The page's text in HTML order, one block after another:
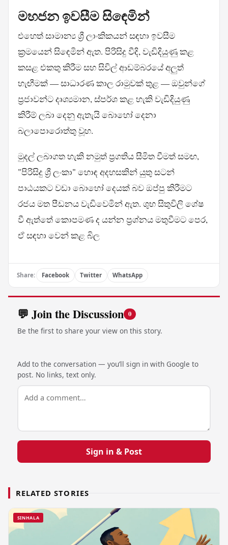
මහජන ඉවසීම සිඳෙමින්
එහෙත් සාමාන්‍ය ශ්‍රී ලාංකිකයන් සඳහා ඉවසීම
ක්‍රමයෙන් සිඳෙමින් ඇත. පිරිසිදු වීදි, වැඩිදියුණු කළ
කසළ එකතු කිරීම සහ සිවිල් ආඩම්බරයේ අලුත්
හැඟීමක් — සාධාරණ කාල රාමුවක් තුළ — ඔවුන්ගේ
ප්‍රජාවන්ට දෘශ්‍යමාන, ස්පර්ශ කළ හැකි වැඩිදියුණු
කිරීම් ලබා දෙනු ඇතැයි බොහෝ දෙනා
බලාපොරොත්තු වූහ.
මුදල් ලබාගත හැකි නමුත් ප්‍රගතිය සීමිත වීමත් සමඟ,
"පිරිසිදු ශ්‍රී ලංකා" හොඳ අදහසකින් යුතු සටන්
පාඨයකට වඩා බොහෝ දෙයක් බව ඔප්පු කිරීමට
රජය මත පීඩනය වැඩිවෙමින් ඇත. ශුභ සිතුවිලි ශේෂ
වී ඇත්තේ කොපමණ ද යන්න ප්‍රශ්නය මතුවීමට පෙර,
ඒ සඳහා වෙන් කළ බිල
Share: Facebook Twitter WhatsApp
💬 Join the Discussion 0
Be the first to share your view on this story.
Add to the conversation — you’ll sign in with Google to
post. No links, text only.
Sign in & Post
RELATED STORIES
SINHALA